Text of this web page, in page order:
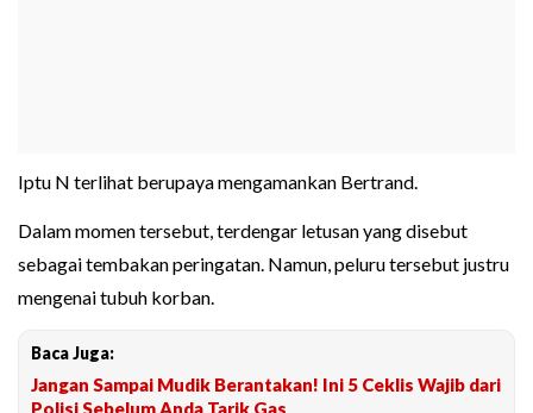
Iptu N terlihat berupaya mengamankan Bertrand.
Dalam momen tersebut, terdengar letusan yang disebut
sebagai tembakan peringatan. Namun, peluru tersebut justru
mengenai tubuh korban.
Baca Juga:
Jangan Sampai Mudik Berantakan! Ini 5 Ceklis Wajib dari
Polisi Sebelum Anda Tarik Gas